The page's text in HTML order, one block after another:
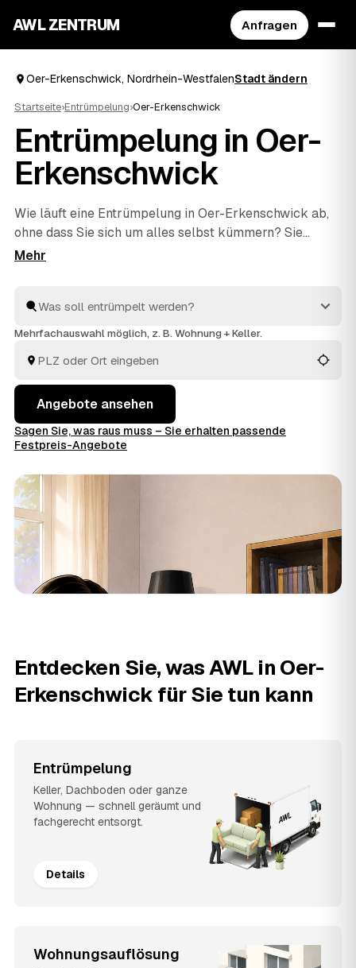
AWL ZENTRUM Anfragen
Oer-Erkenschwick, Nordrhein-WestfalenStadt ändern
Startseite›Entrümpelung›Oer-Erkenschwick
Entrümpelung in Oer-
Erkenschwick
Wie läuft eine Entrümpelung in Oer-Erkenschwick ab,
ohne dass Sie sich um alles selbst kümmern? Sie
beschreiben bei AWL einmal, was weg soll – vom
Anbieter aus Nordrhein-Westfalen mit verbindlichen
Festpreisen. Sie wählen das beste Angebot aus, der
fachgerecht entsorgen.
Mehrfachauswahl möglich, z. B. Wohnung + Keller.
Angebote ansehen
Sagen Sie, was raus muss – Sie erhalten passende
Festpreis-Angebote
Entdecken Sie, was AWL in Oer-
Erkenschwick für Sie tun kann
Entrümpelung
Keller, Dachboden oder ganze
Wohnung — schnell geräumt und
fachgerecht entsorgt.
Details
Wohnungsauflösung